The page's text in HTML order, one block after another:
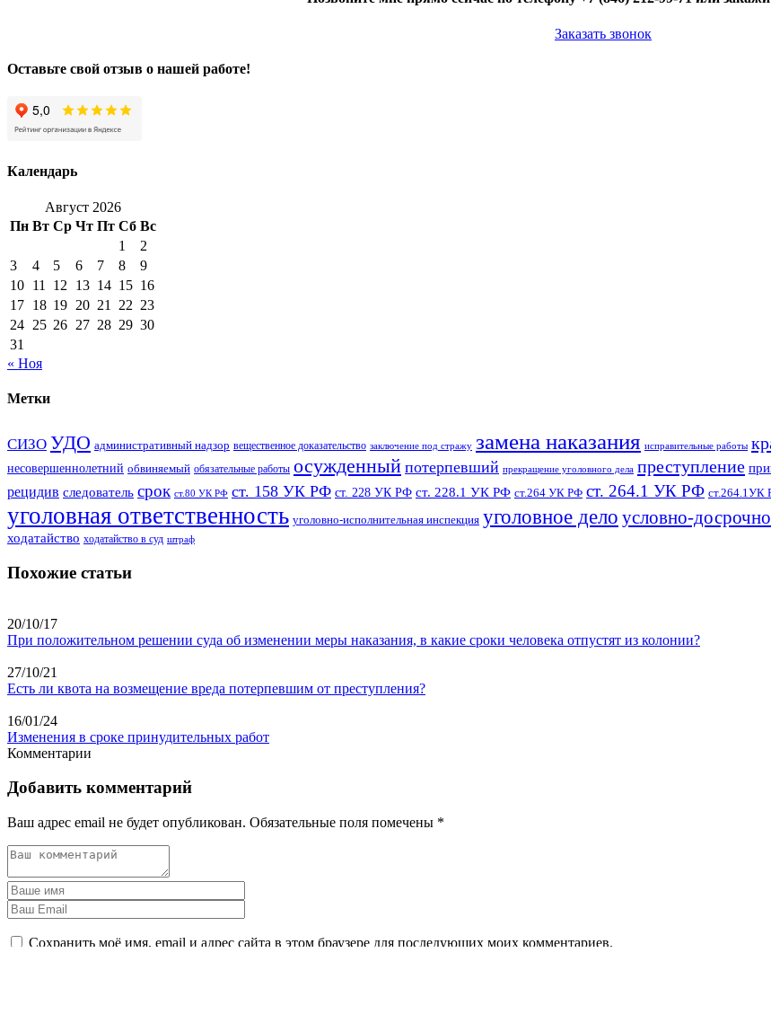
Заказать звонок
Оставьте свой отзыв о нашей работе!
Календарь
Август 2026
Пн Вт Ср Чт Пт Сб Вс
1
2
3
4 5 6 7 8
9
10 11 12 13 14 15 16
17 18 19 20 21 22 23
24 25 26 27 28 29 30
31
« Ноя
Метки
СИЗО УДО административный надзор вещественное доказательство заключение под стражу замена наказания исправительные работы
несовершеннолетний обвиняемый обязательные работы осужденный потерпевший прекращение уголовного дела преступление
рецидив следователь срок ст.80 УК РФ ст. 158 УК РФ ст. 228 УК РФ ст. 228.1 УК РФ ст.264 УК РФ ст. 264.1 УК РФ ст.264.1УК
уголовная ответственность уголовно-исполнительная инспекция уголовное дело условно-
ходатайство ходатайство в суд штраф
Похожие статьи
20/10/17
При положительном решении суда об изменении меры наказания, в какие сроки человека отпустят из колонии?
27/10/21
Есть ли квота на возмещение вреда потерпевшим от преступления?
16/01/24
Изменения в сроке принудительных работ
Комментарии
Добавить комментарий
Ваш адрес email не будет опубликован. Обязательные поля помечены *
Сохранить моё имя, email и адрес сайта в этом браузере для последующих моих комментариев.